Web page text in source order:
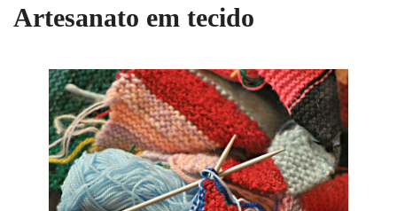
Artesanato em tecido